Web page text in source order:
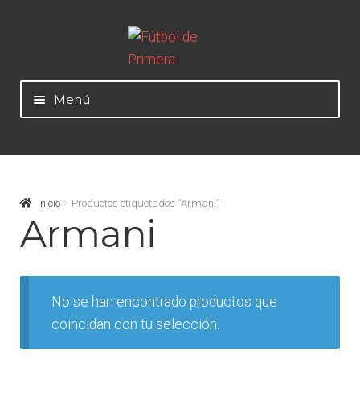
la
navegación
contenido
Menú
Mundial 2026
Selecciones Nacionales
Liga Alemana – Bundesliga
Liga Argentina – AFA
Inicio Productos etiquetados “Armani”
Armani
No se han encontrado productos que
coincidan con tu selección.